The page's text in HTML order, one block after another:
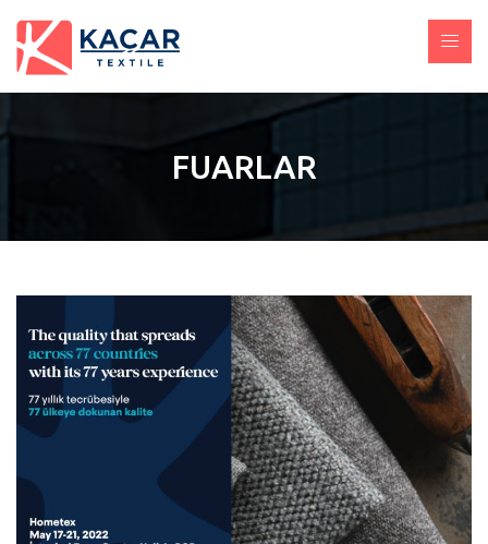
FUARLAR